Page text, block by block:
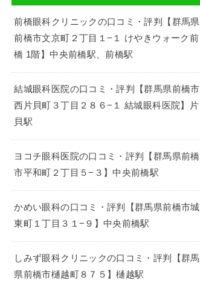
前橋眼科クリニックの口コミ・評判【群馬県
前橋市文京町２丁目１−１ けやきウォーク前
橋 1階】中央前橋駅、前橋駅
結城眼科医院の口コミ・評判【群馬県前橋市
西片貝町３丁目２８６−１ 結城眼科医院】片
貝駅
ヨコチ眼科医院の口コミ・評判【群馬県前橋
市平和町２丁目５−３】中央前橋駅
かめい眼科の口コミ・評判【群馬県前橋市城
東町１丁目３１−９】中央前橋駅
しみず眼科クリニックの口コミ・評判【群馬
県前橋市樋越町８７５】樋越駅